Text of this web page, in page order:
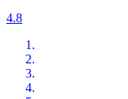
4.8